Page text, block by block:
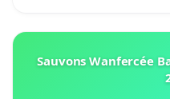
Sauvons Wanfercée